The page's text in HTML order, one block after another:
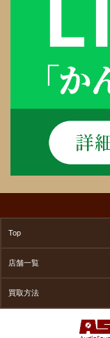
Top
店舗一覧
買取方法